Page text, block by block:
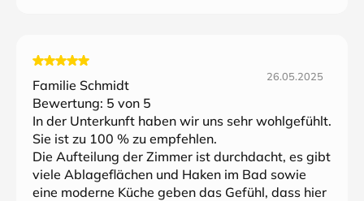
Familie Schmidt
26.05.2025
Bewertung: 5 von 5
In der Unterkunft haben wir uns sehr wohlgefühlt.
Sie ist zu 100 % zu empfehlen.
Die Aufteilung der Zimmer ist durchdacht, es gibt
viele Ablageflächen und Haken im Bad sowie
eine moderne Küche geben das Gefühl, dass hier